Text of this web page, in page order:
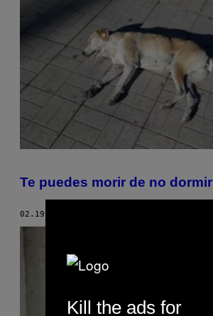
Te puedes morir de no dormir
02.19.19
Kill the ads for